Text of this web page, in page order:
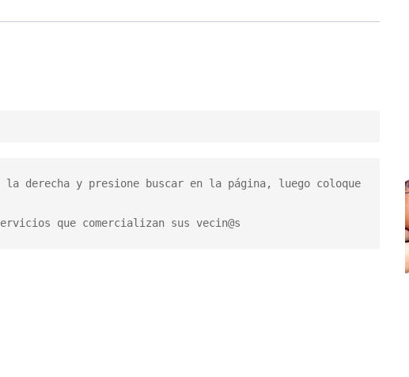
derecha y presione buscar en la página, luego coloque
que comercializan sus vecin@s